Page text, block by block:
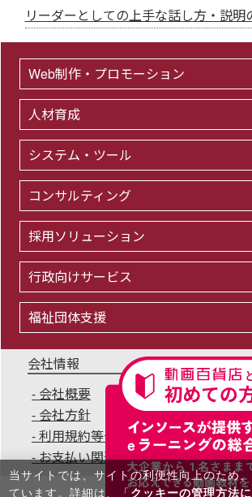
リーダーとしての上手な話し方・説明
Web制作・プロモーション
人材育成
システム・ツール
コンサルティング
採用ソリューション
行政向けサービス
福祉団体支援
会社情報
会社概要
IR情報
採
会社方針
個人情報保護方針
利用規約等一覧
商標について
お支払い関連Q&A
無料セミナー
当サイトでは、サイトの利便性向上のため
ています。詳細は、「 クッキーの管理方法